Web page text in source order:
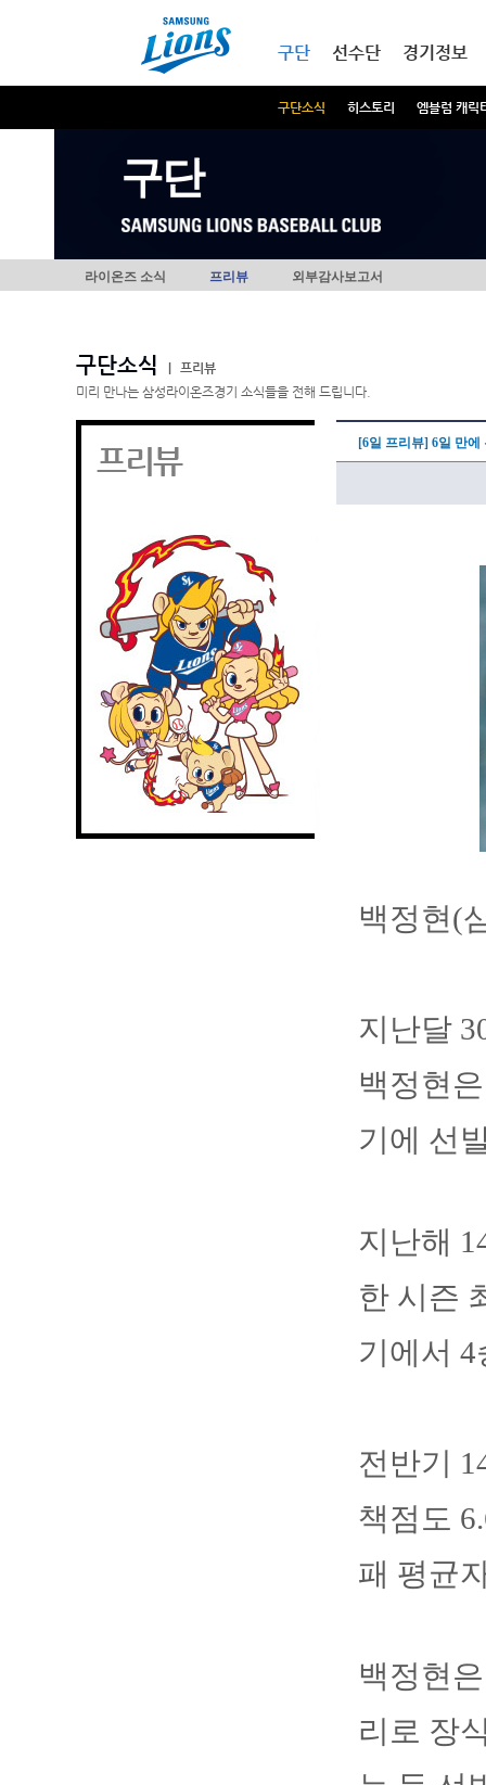
구단
구단소식 히스토리 엠블럼 캐릭
선수단 경기정보
구단
라이온즈 소식 프리뷰 외부감사보고서
구단소식
프리뷰
미리 만나는 삼성라이온즈경기 소식들을 전해 드립니다.
프리뷰 [6일 프리뷰] 6일 만
백정현(
지난달
백정현
기에 선
지난해
한 시즌
기에서
전반기
책점도
패 평균
백정현
리로 장